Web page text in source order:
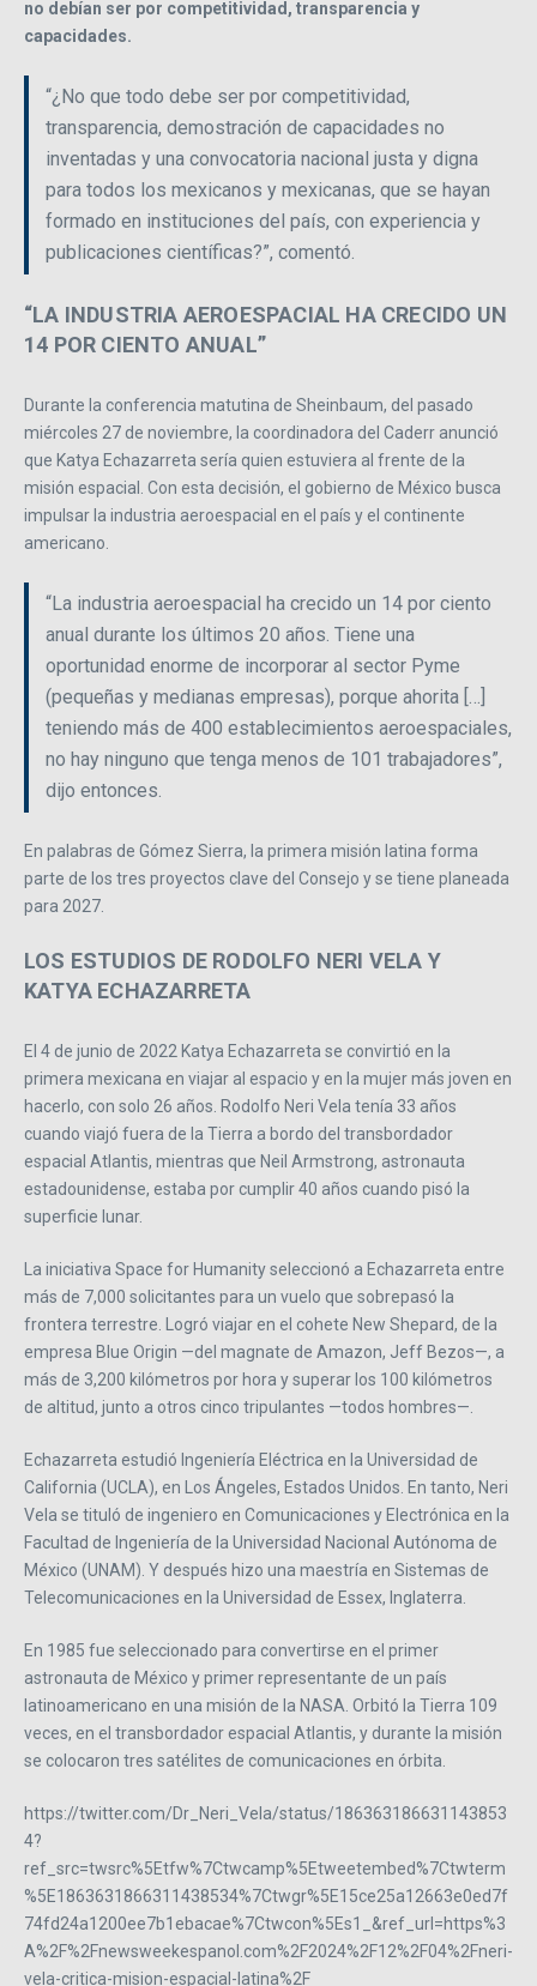
no debían ser por competitividad, transparencia y
capacidades.
“¿No que todo debe ser por competitividad,
transparencia, demostración de capacidades no
inventadas y una convocatoria nacional justa y digna
para todos los mexicanos y mexicanas, que se hayan
formado en instituciones del país, con experiencia y
publicaciones científicas?”, comentó.
“LA INDUSTRIA AEROESPACIAL HA CRECIDO UN
14 POR CIENTO ANUAL”
Durante la conferencia matutina de Sheinbaum, del pasado
miércoles 27 de noviembre, la coordinadora del Caderr anunció
que Katya Echazarreta sería quien estuviera al frente de la
misión espacial. Con esta decisión, el gobierno de México busca
impulsar la industria aeroespacial en el país y el continente
americano.
“La industria aeroespacial ha crecido un 14 por ciento
anual durante los últimos 20 años. Tiene una
oportunidad enorme de incorporar al sector Pyme
(pequeñas y medianas empresas), porque ahorita […]
teniendo más de 400 establecimientos aeroespaciales,
no hay ninguno que tenga menos de 101 trabajadores”,
dijo entonces.
En palabras de Gómez Sierra, la primera misión latina forma
parte de los tres proyectos clave del Consejo y se tiene planeada
para 2027.
LOS ESTUDIOS DE RODOLFO NERI VELA Y
KATYA ECHAZARRETA
El 4 de junio de 2022 Katya Echazarreta se convirtió en la
primera mexicana en viajar al espacio y en la mujer más joven en
hacerlo, con solo 26 años. Rodolfo Neri Vela tenía 33 años
cuando viajó fuera de la Tierra a bordo del transbordador
espacial Atlantis, mientras que Neil Armstrong, astronauta
estadounidense, estaba por cumplir 40 años cuando pisó la
superficie lunar.
La iniciativa Space for Humanity seleccionó a Echazarreta entre
más de 7,000 solicitantes para un vuelo que sobrepasó la
frontera terrestre. Logró viajar en el cohete New Shepard, de la
empresa Blue Origin —del magnate de Amazon, Jeff Bezos—, a
más de 3,200 kilómetros por hora y superar los 100 kilómetros
de altitud, junto a otros cinco tripulantes —todos hombres—.
Echazarreta estudió Ingeniería Eléctrica en la Universidad de
California (UCLA), en Los Ángeles, Estados Unidos. En tanto, Neri
Vela se tituló de ingeniero en Comunicaciones y Electrónica en la
Facultad de Ingeniería de la Universidad Nacional Autónoma de
México (UNAM). Y después hizo una maestría en Sistemas de
Telecomunicaciones en la Universidad de Essex, Inglaterra.
En 1985 fue seleccionado para convertirse en el primer
astronauta de México y primer representante de un país
latinoamericano en una misión de la NASA. Orbitó la Tierra 109
veces, en el transbordador espacial Atlantis, y durante la misión
se colocaron tres satélites de comunicaciones en órbita.
https://twitter.com/Dr_Neri_Vela/status/186363186631143853
4?
ref_src=twsrc%5Etfw%7Ctwcamp%5Etweetembed%7Ctwterm
%5E1863631866311438534%7Ctwgr%5E15ce25a12663e0ed7f
74fd24a1200ee7b1ebacae%7Ctwcon%5Es1_&ref_url=https%3
A%2F%2Fnewsweekespanol.com%2F2024%2F12%2F04%2Fneri-
vela-critica-mision-espacial-latina%2F